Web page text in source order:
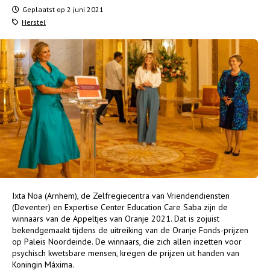
Geplaatst op 2 juni 2021
Herstel
Ixta Noa (Arnhem), de Zelfregiecentra van Vriendendiensten
(Deventer) en Expertise Center Education Care Saba zijn de
winnaars van de Appeltjes van Oranje 2021. Dat is zojuist
bekendgemaakt tijdens de uitreiking van de Oranje Fonds-prijzen
op Paleis Noordeinde. De winnaars, die zich allen inzetten voor
psychisch kwetsbare mensen, kregen de prijzen uit handen van
Koningin Máxima.